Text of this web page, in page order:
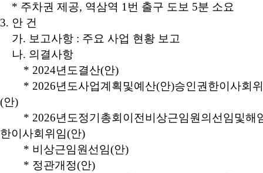
* 주차권 제공, 역삼역 1 번 출구 도보 5분 소요
3. 안 건
가. 보고사항 : 주요 사업 현황 보고
나. 의결사항
* 2024년도결산(안)
* 2026년도사업계획및예산(안)승인권한이사회
(안)
* 2026년도정기총회이전비상근임원의선임및해
한이사회위임(안)
* 비상근임원선임(안)
* 정관개정(안)